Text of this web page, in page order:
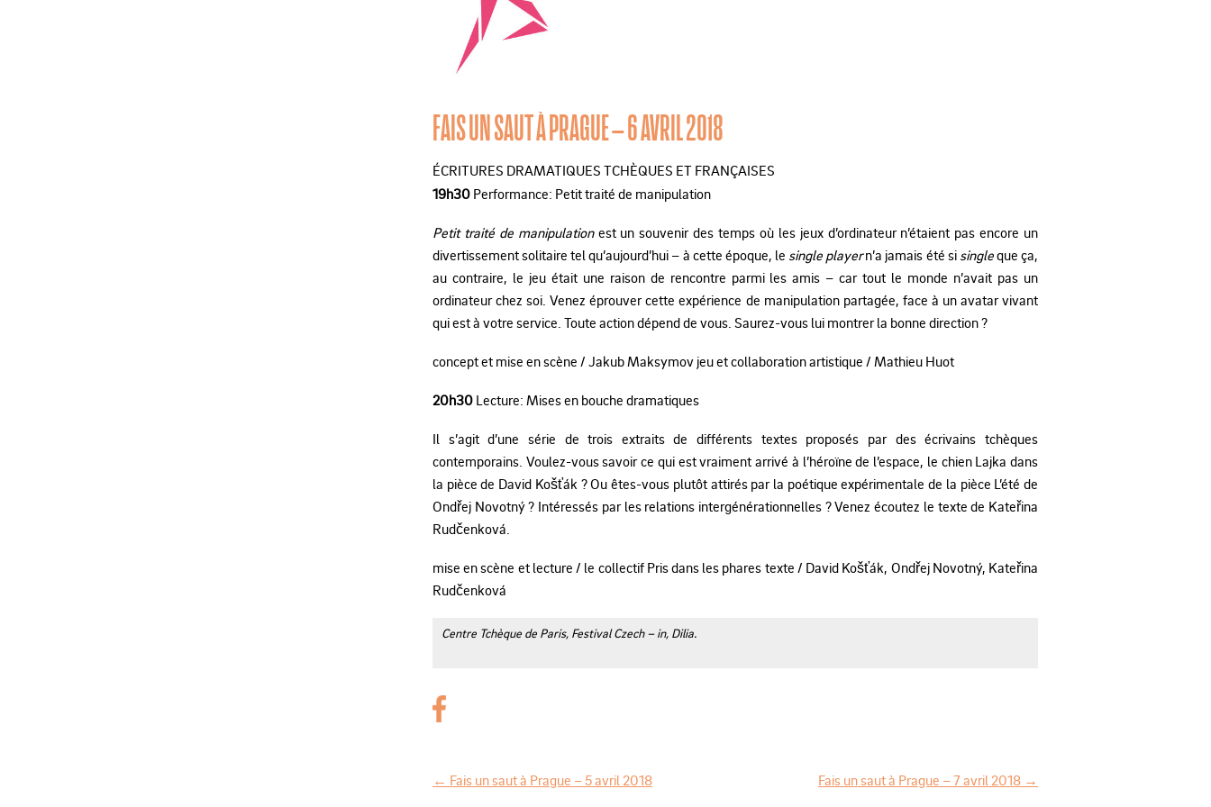
FAIS UN SAUT À PRAGUE – 6 AVRIL 2018
ÉCRITURES DRAMATIQUES TCHÈQUES ET FRANÇAISES
19h30 Performance: Petit traité de manipulation
Petit traité de manipulationest un souvenir des temps où les jeux d’ordinateur n’étaient pas encore un
divertissement solitaire tel qu’aujourd’hui – à cette époque, le single playern’a jamais été si singleque ça,
au contraire, le jeu était une raison de rencontre parmi les amis – car tout le monde n’avait pas un
ordinateur chez soi. Venez éprouver cette expérience de manipulation partagée, face à un avatar vivant
qui est à votre service. Toute action dépend de vous. Saurez-vous lui montrer la bonne direction ?
concept et mise en scène / Jakub Maksymov jeu et collaboration artistique / Mathieu Huot
20h30 Lecture: Mises en bouche dramatiques
Il s’agit d’une série de trois extraits de différents textes proposés par des écrivains tchèques
contemporains. Voulez-vous savoir ce qui est vraiment arrivé à l’héroïne de l’espace, le chien Lajka dans
la pièce de David Košťák ? Ou êtes-vous plutôt attirés par la poétique expérimentale de la pièce L’été de
Ondřej Novotný ? Intéressés par les relations intergénérationnelles ? Venez écoutez le texte de Kateřina
Rudčenková.
mise en scène et lecture / le collectif Pris dans les phares texte / David Košťák, Ondřej Novotný, Kateřina
Rudčenková
Centre Tchèque de Paris, Festival Czech – in, Dilia.
← Fais un saut à Prague – 5 avril 2018 Fais un saut à Prague – 7 avril 2018 →